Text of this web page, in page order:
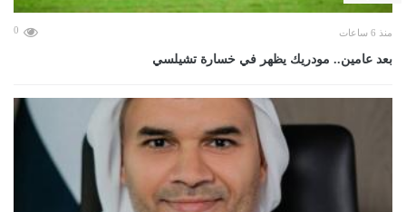
منذ 6 ساعات 0
بعد عامين.. مودريك يظهر في خسارة تشيلسي